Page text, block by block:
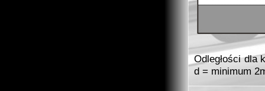
Odległości dla
d = minimum